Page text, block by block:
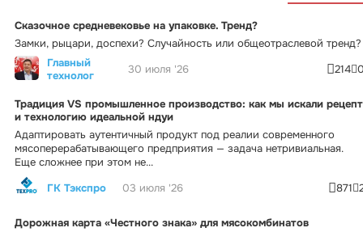
Сказочное средневековье на упаковке. Тренд?
Замки, рыцари, доспехи? Случайность или общеотраслевой тренд?
Главный
технолог
30 июля '26 214
Традиция VS промышленное производство: как мы искали рецепт
и технологию идеальной ндуи
Адаптировать аутентичный продукт под реалии современного
мясоперерабатывающего предприятия — задача нетривиальная.
Еще сложнее при этом не...
ГК Тэкспро
03 июля '26 871
Дорожная карта «Честного знака» для мясокомбинатов